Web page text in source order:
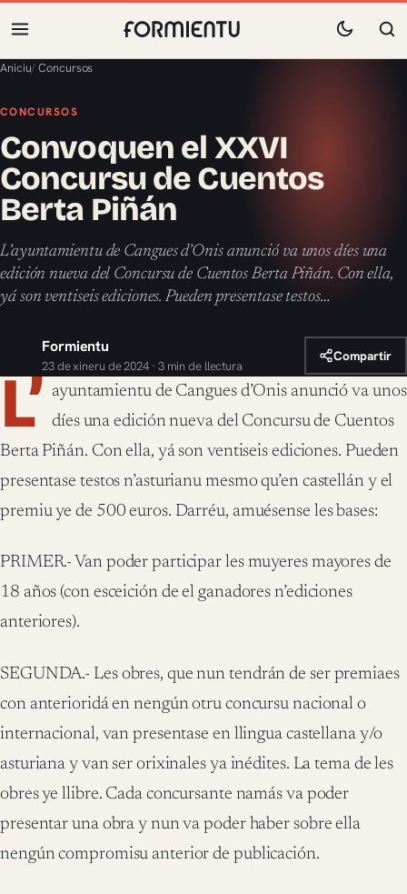
Aniciu/Concursos
CONCURSOS
Convoquen el XXVI
Concursu de Cuentos
Berta Piñán
L’ayuntamientu de Cangues d’Onis anunció va unos díes una
edición nueva del Concursu de Cuentos Berta Piñán. Con ella,
yá son ventiseis ediciones. Pueden presentase testos…
Formientu
23 de xineru de 2024 · 3 min de llectura
Compartir
L’ ayuntamientu de Cangues d’Onis anunció va unos
díes una edición nueva del Concursu de Cuentos
Berta Piñán. Con ella, yá son ventiseis ediciones. Pueden
presentase testos n’asturianu mesmo qu’en castellán y el
premiu ye de 500 euros. Darréu, amuésense les bases:
PRIMER.- Van poder participar les muyeres mayores de
18 años (con esceición de el ganadores n’ediciones
anteriores).
SEGUNDA.- Les obres, que nun tendrán de ser premiaes
con anterioridá en nengún otru concursu nacional o
internacional, van presentase en llingua castellana y/o
asturiana y van ser orixinales ya inédites. La tema de les
obres ye llibre. Cada concursante namás va poder
presentar una obra y nun va poder haber sobre ella
nengún compromisu anterior de publicación.